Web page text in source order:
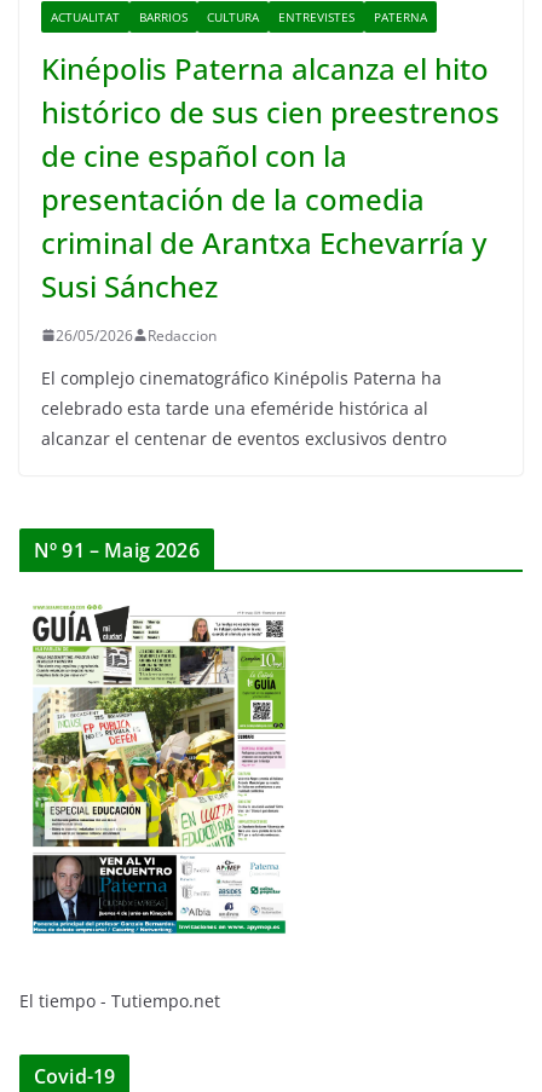
ACTUALITAT BARRIOS CULTURA ENTREVISTES PATERNA
Kinépolis Paterna alcanza el hito
histórico de sus cien preestrenos
de cine español con la
presentación de la comedia
criminal de Arantxa Echevarría y
Susi Sánchez
26/05/2026 Redaccion
El complejo cinematográfico Kinépolis Paterna ha
celebrado esta tarde una efeméride histórica al
alcanzar el centenar de eventos exclusivos dentro
Nº 91 – Maig 2026
El tiempo - Tutiempo.net
Covid-19